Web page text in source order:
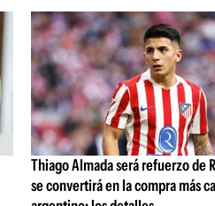
Thiago Almada será refuerzo de
se convertirá en la compra más